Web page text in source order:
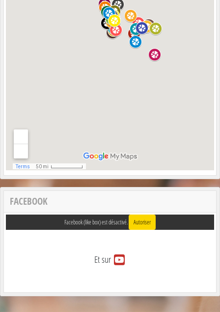
FACEBOOK
Facebook (like box) est désactivé. Autoriser
Et sur